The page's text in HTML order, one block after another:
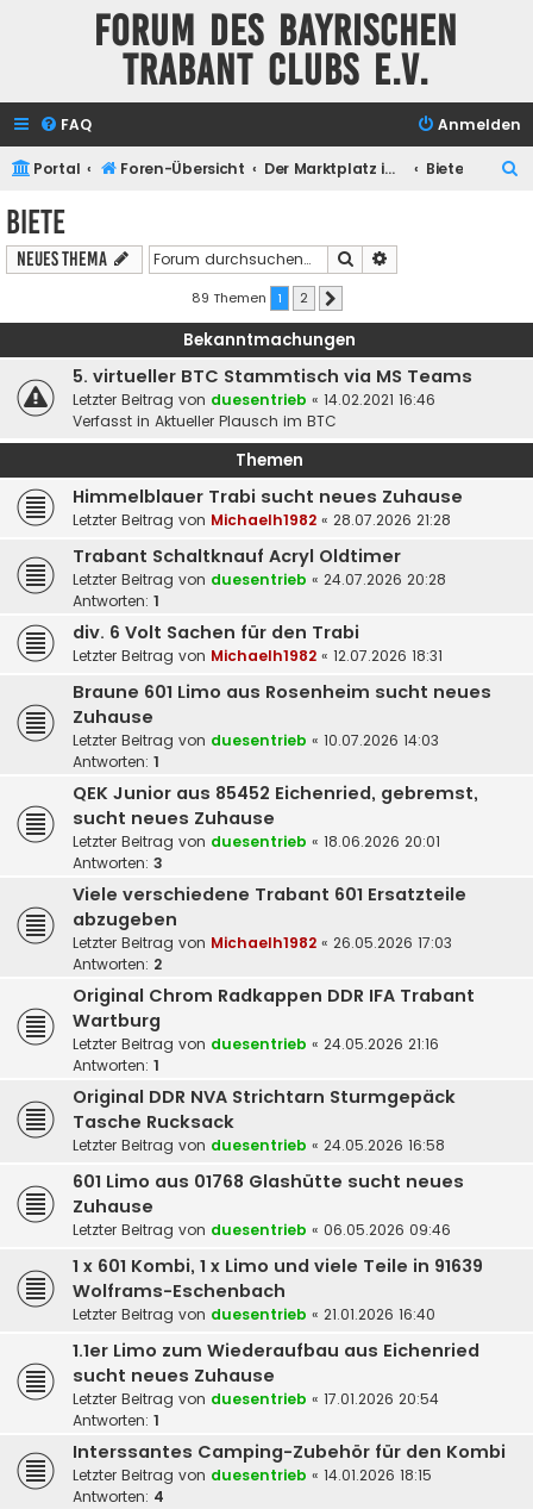
Forum des Bayrischen
Trabant Clubs e.V.
FAQ Anmelden
Portal Foren-Übersicht Der Marktplatz im BTC Biete
Biete
Neues Thema Suche
89 Themen 1 2
Bekanntmachungen
5. virtueller BTC Stammtisch via MS Teams
Letzter Beitrag von duesentrieb « 14.02.2021 16:46
Verfasst in Aktueller Plausch im BTC
Themen
Himmelblauer Trabi sucht neues Zuhause
Letzter Beitrag von Michaelh1982 « 28.07.2026 21:28
Trabant Schaltknauf Acryl Oldtimer
Letzter Beitrag von duesentrieb « 24.07.2026 20:28
Antworten: 1
div. 6 Volt Sachen für den Trabi
Letzter Beitrag von Michaelh1982 « 12.07.2026 18:31
Braune 601 Limo aus Rosenheim sucht neues
Zuhause
Letzter Beitrag von duesentrieb « 10.07.2026 14:03
Antworten: 1
QEK Junior aus 85452 Eichenried, gebremst,
sucht neues Zuhause
Letzter Beitrag von duesentrieb « 18.06.2026 20:01
Antworten: 3
Viele verschiedene Trabant 601 Ersatzteile
abzugeben
Letzter Beitrag von Michaelh1982 « 26.05.2026 17:03
Antworten: 2
Original Chrom Radkappen DDR IFA Trabant
Wartburg
Letzter Beitrag von duesentrieb « 24.05.2026 21:16
Antworten: 1
Original DDR NVA Strichtarn Sturmgepäck
Tasche Rucksack
Letzter Beitrag von duesentrieb « 24.05.2026 16:58
601 Limo aus 01768 Glashütte sucht neues
Zuhause
Letzter Beitrag von duesentrieb « 06.05.2026 09:46
1 x 601 Kombi, 1 x Limo und viele Teile in 91639
Wolframs-Eschenbach
Letzter Beitrag von duesentrieb « 21.01.2026 16:40
1.1er Limo zum Wiederaufbau aus Eichenried
sucht neues Zuhause
Letzter Beitrag von duesentrieb « 17.01.2026 20:54
Antworten: 1
Interssantes Camping-Zubehör für den Kombi
Letzter Beitrag von duesentrieb « 14.01.2026 18:15
Antworten: 4